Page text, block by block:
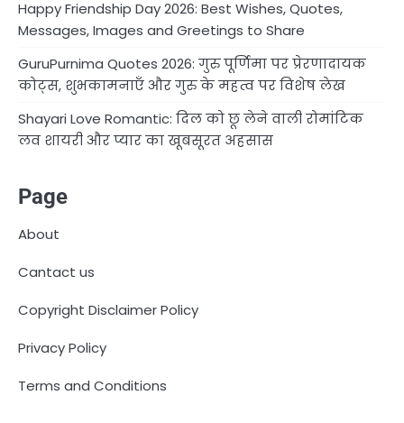
Happy Friendship Day 2026: Best Wishes, Quotes,
Messages, Images and Greetings to Share
GuruPurnima Quotes 2026: गुरु पूर्णिमा पर प्रेरणादायक
कोट्स, शुभकामनाएँ और गुरु के महत्व पर विशेष लेख
Shayari Love Romantic: दिल को छू लेने वाली रोमांटिक
लव शायरी और प्यार का खूबसूरत अहसास
Page
About
Cantact us
Copyright Disclaimer Policy
Privacy Policy
Terms and Conditions